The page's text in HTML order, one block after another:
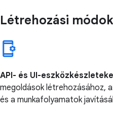
Létrehozási módok
API- és UI-
megoldások létrehozásához,
és a munkafolyamatok